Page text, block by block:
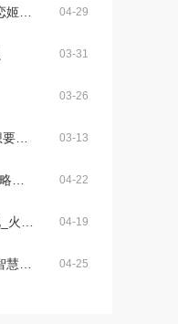
04-29
03-31
03-26
03-13
04-22
04-19
04-25